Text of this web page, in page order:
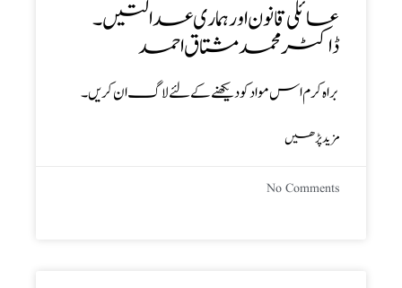
عائلی قانون اور ہماری عدالتیں ۔
ڈاکٹرمحمد مشتاق احمد
براہ کرم اس مواد کو دیکھنے کے لئے لاگ ان کریں۔
مزید پڑھیں
No Comments